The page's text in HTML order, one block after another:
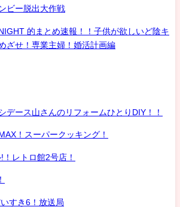
ビー脱出大作戦
的まとめ速報！！子供が欲しいど陰キ
ざせ！専業主婦！婚活計画編
デース山さんのリフォームひとりDIY！！
！スーパークッキング！
レトロ館2号店！
すき6！放送局